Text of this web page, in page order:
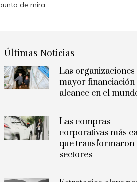
de mira
Últimas Noticias
Las organizaciones
mayor financiación
alcance en el
Las compras
corporativas más
que transformaron
sectores